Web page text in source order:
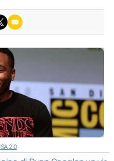
SA 2.0